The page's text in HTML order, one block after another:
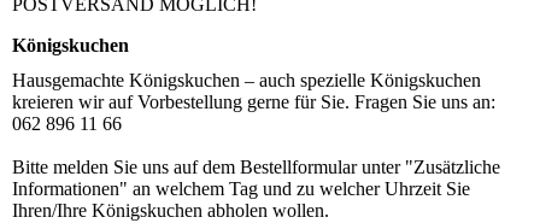
Königskuchen
Hausgemachte Königskuchen – auch spezielle Königskuchen
kreieren wir auf Vorbestellung gerne für Sie. Fragen Sie uns an:
062 896 11 66
Bitte melden Sie uns auf dem Bestellformular unter "Zusätzliche
Informationen" an welchem Tag und zu welcher Uhrzeit Sie
Ihren/Ihre Königskuchen abholen wollen.